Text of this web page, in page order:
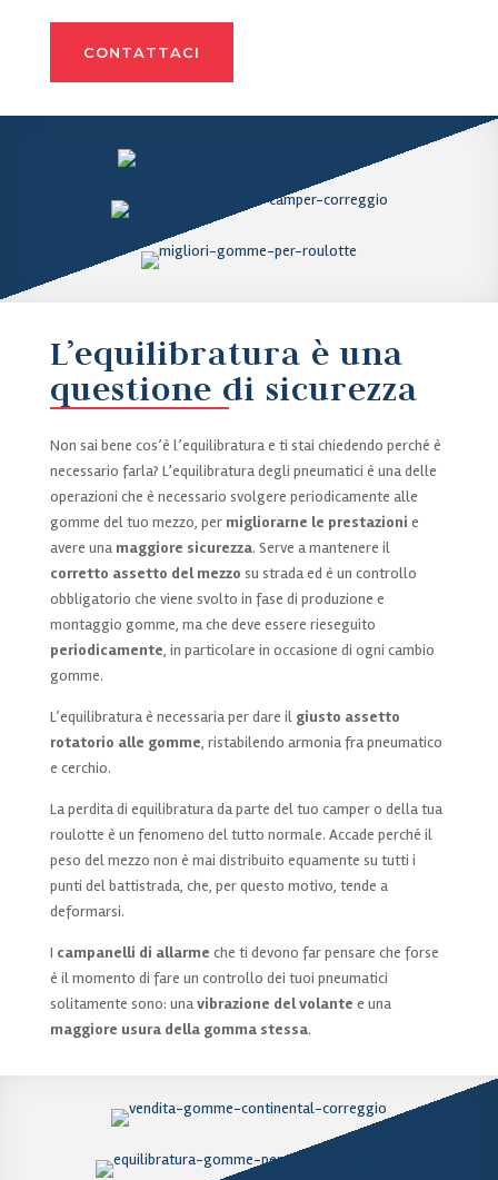
CONTATTACI
L’equilibratura è una
questione di sicurezza
Non sai bene cos’è l’equilibratura e ti stai chiedendo perché è
necessario farla? L’equilibratura degli pneumatici è una delle
operazioni che è necessario svolgere periodicamente alle
gomme del tuo mezzo, per migliorarne le prestazioni e
avere una maggiore sicurezza. Serve a mantenere il
corretto assetto del mezzo su strada ed è un controllo
obbligatorio che viene svolto in fase di produzione e
montaggio gomme, ma che deve essere rieseguito
periodicamente, in particolare in occasione di ogni cambio
gomme.
L’equilibratura è necessaria per dare il giusto assetto
rotatorio alle gomme, ristabilendo armonia fra pneumatico
e cerchio.
La perdita di equilibratura da parte del tuo camper o della tua
roulotte è un fenomeno del tutto normale. Accade perché il
peso del mezzo non è mai distribuito equamente su tutti i
punti del battistrada, che, per questo motivo, tende a
deformarsi.
I campanelli di allarme che ti devono far pensare che forse
è il momento di fare un controllo dei tuoi pneumatici
solitamente sono: unavibrazione del volante e una
maggiore usura della gomma stessa.